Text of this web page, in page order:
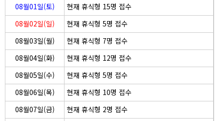
08월01일(토)
현재 휴식형 15명 접수
08월02일(일)
현재 휴식형 5명 접수
08월03일(월)
현재 휴식형 7명 접수
08월04일(화)
현재 휴식형 12명 접수
08월05일(수)
현재 휴식형 5명 접수
08월06일(목)
현재 휴식형 10명 접수
08월07일(금)
현재 휴식형 2명 접수